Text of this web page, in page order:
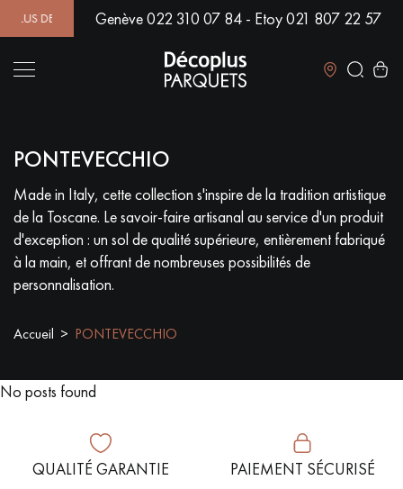
500 MODÈLES EN SHOWROOM | DISPONIBILITÉ
Genève 022 310 07 84 - Etoy 021 807 22 57
LES RECHERCHES LES PLUS COURANTES
PARQUET MASSIF
PARQUET CONTRECOLLÉ -
FLOTTANT
SOL PLAQUÉ BOIS VERITABLES
PARQUET EN BOIS EXOTIQUE
PARQUET HUILÉ PARQUET EN BOIS BRUT
PARQUET LAMES LARGES XXL PARQUET EN CHÊNE
PONTEVECCHIO
Made in Italy, cette collection s'inspire de la tradition artistique
de la Toscane. Le savoir-faire artisanal au service d'un produit
d'exception : un sol de qualité supérieure, entièrement fabriqué
à la main, et offrant de nombreuses possibilités de
personnalisation.
Accueil PONTEVECCHIO
No posts found
QUALITÉ GARANTIE PAIEMENT SÉCURISÉ